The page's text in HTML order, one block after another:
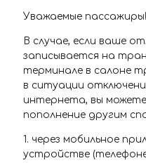
Уважаемые пассажиры!
В случае, если ваше
записывается на
терминале в салоне
в ситуации
интернета, вы
пополнение другим
1. через мобильное
устройстве